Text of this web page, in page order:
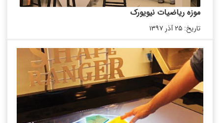
موزه ریاضیات نیویورک
تاریخ: ۲۵ آذر ۱۳۹۷